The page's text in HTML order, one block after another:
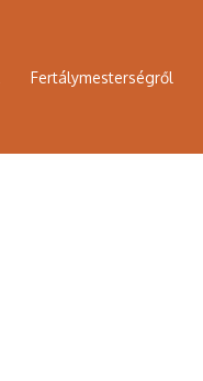
Fertálymesterségről